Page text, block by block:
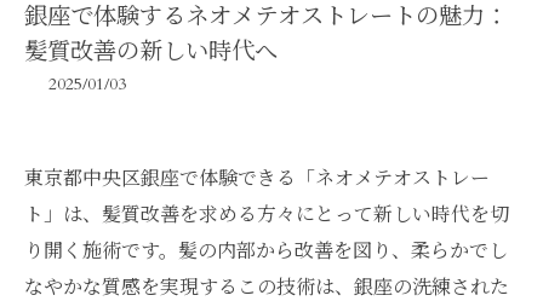
銀座で体験するネオメテオストレートの魅力：
髪質改善の新しい時代へ
2025/01/03
東京都中央区銀座で体験できる「ネオメテオストレー
ト」は、髪質改善を求める方々にとって新しい時代を切
り開く施術です。髪の内部から改善を図り、柔らかでし
なやかな質感を実現するこの技術は、銀座の洗練された